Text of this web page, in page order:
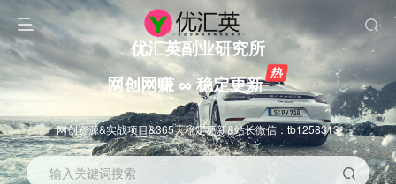
优汇英副业研究所
网创网赚 ∞ 稳定更新
网创资源&实战项目&365天稳定更新&站长微信：tb1258313
输入关键词搜索